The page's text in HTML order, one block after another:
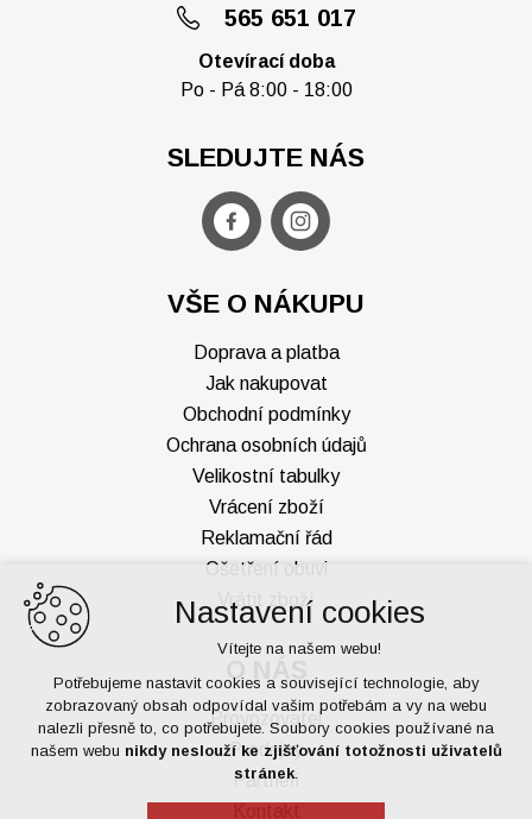
565 651 017
Otevírací doba
Po - Pá 8:00 - 18:00
O NÁS
Provozovatel
Prodejny
Partneři
VŠE O NÁKUPU
Doprava a platba
Jak nakupovat
Obchodní podmínky
Ochrana osobních údajů
Velikostní tabulky
Vrácení zboží
Reklamační řád
Ošetření obuvi
Vrátit zboží
SLEDUJTE NÁS
Nastavení cookies
Vítejte na našem webu!
Potřebujeme nastavit cookies a související technologie, aby
zobrazovaný obsah odpovídal vašim potřebám a vy na webu
nalezli přesně to, co potřebujete. Soubory cookies používané na
našem webu nikdy neslouží ke zjišťování totožnosti uživatelů
stránek.